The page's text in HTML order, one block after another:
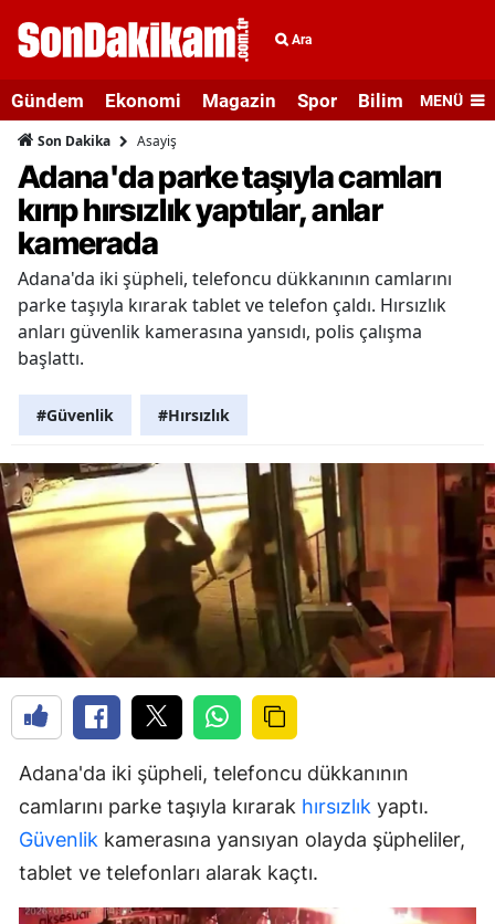
Ara
Gündem Ekonomi Magazin Spor Bilim veMENÜ
Son Dakika Asayiş
Adana'da parke taşıyla camları
kırıp hırsızlık yaptılar, anlar
kamerada
Adana'da iki şüpheli, telefoncu dükkanının camlarını
parke taşıyla kırarak tablet ve telefon çaldı. Hırsızlık
anları güvenlik kamerasına yansıdı, polis çalışma
başlattı.
#Güvenlik #Hırsızlık
Adana'da iki şüpheli, telefoncu dükkanının
camlarını parke taşıyla kırarak hırsızlık yaptı.
Güvenlik kamerasına yansıyan olayda şüpheliler,
tablet ve telefonları alarak kaçtı.